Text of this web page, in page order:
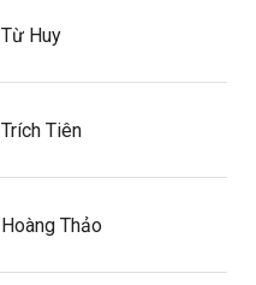
Từ Huy
Trích Tiên
Hoàng Thảo